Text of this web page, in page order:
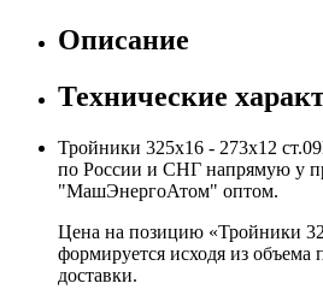
Описание
Технические
Тройники 325х16 - 273х12
по России и СНГ напрямую у
"МашЭнергоАтом" оптом.
Цена на позицию «Тройники
формируется исходя из объема
доставки.